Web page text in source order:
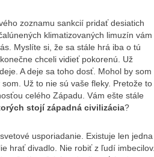
zoznamu sankcií pridať desiatich
klimatizovaných limuzín vám
Myslíte si, že sa stále hrá iba o tú
chceli vidieť pokorenú. Už
A deje sa toho dosť. Mohol by som
Už to nie sú vaše fleky. Pretože to
celého Západu. Vám ešte stále
stojí západná civilizácia?
usporiadanie. Existuje len jedna
hrať divadlo. Nie robiť z ľudí imbecilov.